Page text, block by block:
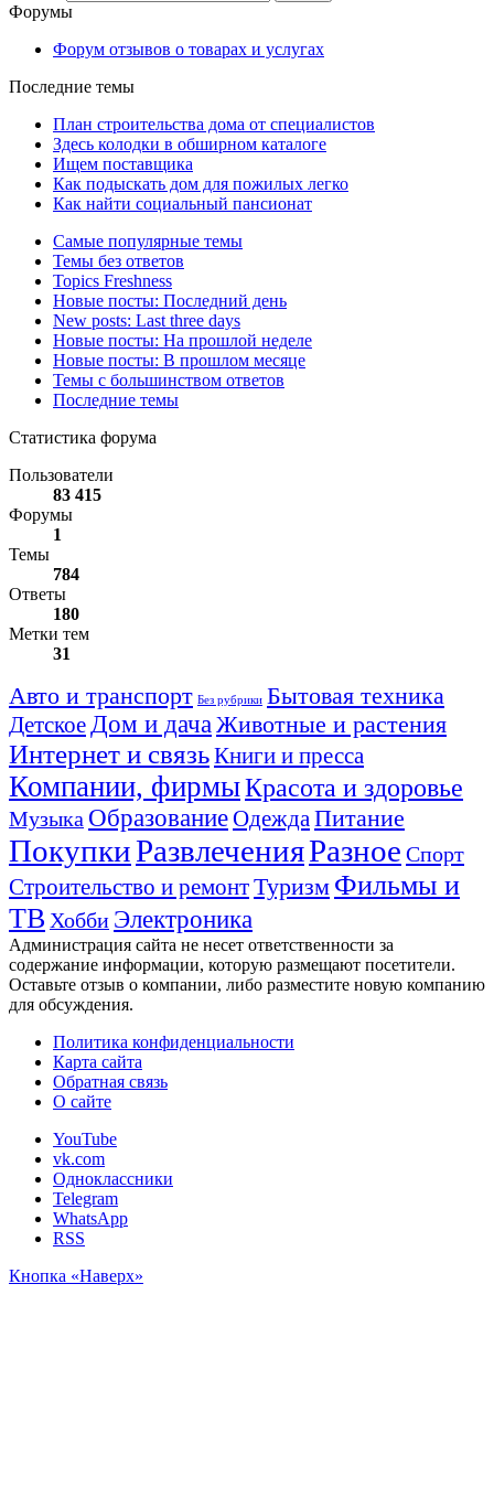
Форумы
Форум отзывов о товарах и услугах
Последние темы
План строительства дома от специалистов
Здесь колодки в обширном каталоге
Ищем поставщика
Как подыскать дом для пожилых легко
Как найти социальный пансионат
Самые популярные темы
Темы без ответов
Topics Freshness
Новые посты: Последний день
New posts: Last three days
Новые посты: На прошлой неделе
Новые посты: В прошлом месяце
Темы с большинством ответов
Последние темы
Статистика форума
Пользователи
83 415
Форумы
1
Темы
784
Ответы
180
Метки тем
31
Авто и транспорт Без рубрики Бытовая техника
Детское Дом и дача Животные и растения
Интернет и связьКниги и пресса
Компании, фирмыКрасота и здоровье
Музыка ОбразованиеОдеждаПитание
ПокупкиРазвлеченияРазное Спорт
Строительство и ремонтТуризм Фильмы и
ТВ Хобби Электроника
Администрация сайта не несет ответственности за
содержание информации, которую размещают посетители.
Оставьте отзыв о компании, либо разместите новую компанию
для обсуждения.
Политика конфиденциальности
Карта сайта
Обратная связь
О сайте
YouTube
vk.com
Одноклассники
Telegram
WhatsApp
RSS
Кнопка «Наверх»